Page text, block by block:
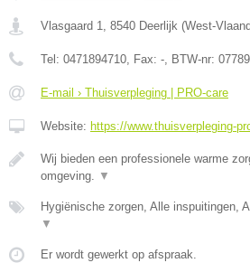
Vlasgaard 1 8540 Deerlijk (West-
Tel: 0471894710 , Fax: - , BTW-nr:
E-mail › Thuisverpleging | PRO-care
Website: https://www.thuisverpleging-
Wij bieden een professionele warme
omgeving.
▼
Hygiënische zorgen, Alle inspuitingen,
▼
Er wordt gewerkt op afspraak.